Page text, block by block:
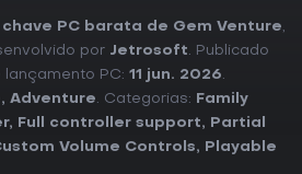
chave PC barata de Gem Venture,
por Jetrosoft. Publicado
lançamento PC: 11 jun. 2026.
, Adventure. Categorias:
Family
, Full controller support,
Partial
Volume Controls,
Playable